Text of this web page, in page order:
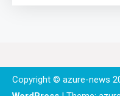
Copyright © azure-news